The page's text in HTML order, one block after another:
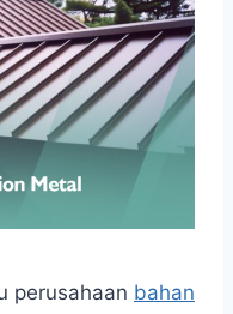
perusahaan bahan